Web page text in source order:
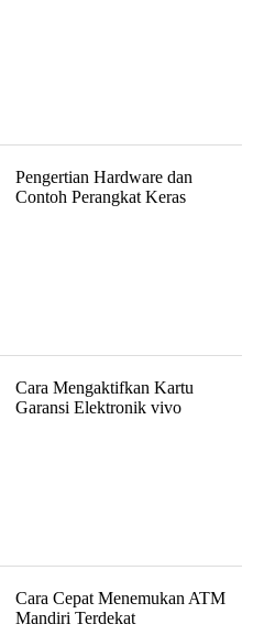
Pengertian Hardware dan
Contoh Perangkat Keras
Cara Mengaktifkan Kartu
Garansi Elektronik vivo
Cara Cepat Menemukan ATM
Mandiri Terdekat